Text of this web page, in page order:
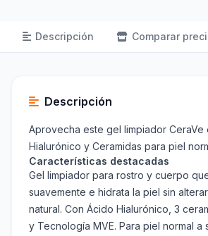
Descripción Comparar
Descripción
Aprovecha este gel limpiador CeraVe
Hialurónico y Ceramidas para piel
Características destacadas
Gel limpiador para rostro y cuerpo
suavemente e hidrata la piel sin
natural. Con Ácido Hialurónico, 3
y Tecnología MVE. Para piel normal a